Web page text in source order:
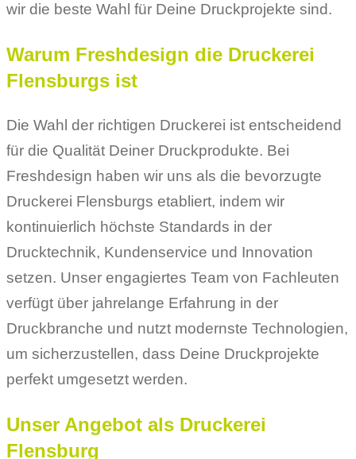
wir die beste Wahl für Deine Druckprojekte sind.
Warum Freshdesign die Druckerei
Flensburgs ist
Die Wahl der richtigen Druckerei ist entscheidend
für die Qualität Deiner Druckprodukte. Bei
Freshdesign haben wir uns als die bevorzugte
Druckerei Flensburgs etabliert, indem wir
kontinuierlich höchste Standards in der
Drucktechnik, Kundenservice und Innovation
setzen. Unser engagiertes Team von Fachleuten
verfügt über jahrelange Erfahrung in der
Druckbranche und nutzt modernste Technologien,
um sicherzustellen, dass Deine Druckprojekte
perfekt umgesetzt werden.
Unser Angebot als Druckerei
Flensburg